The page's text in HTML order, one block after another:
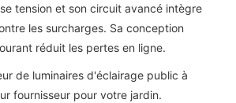
tension et son circuit avancé intègre
les surcharges. Sa conception
réduit les pertes en ligne.